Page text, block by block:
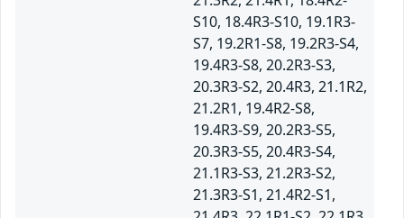
S10, 18.4R3-S10, 19.1R3-
S7, 19.2R1-S8, 19.2R3-S4,
19.4R3-S8, 20.2R3-S3,
20.3R3-S2, 20.4R3, 21.1R2,
21.2R1, 19.4R2-S8,
19.4R3-S9, 20.2R3-S5,
20.3R3-S5, 20.4R3-S4,
21.1R3-S3, 21.2R3-S2,
21.3R3-S1, 21.4R2-S1,